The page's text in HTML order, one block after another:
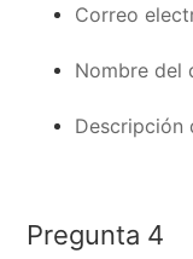
Correo
Nombre del
Descripción
Pregunta 4